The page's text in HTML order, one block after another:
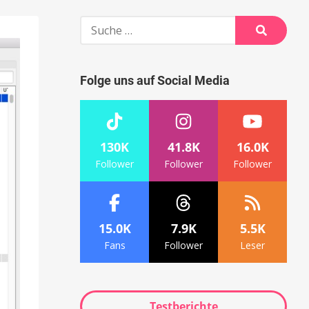
Suche
Suche
Folge uns auf Social Media
130K
Follower
41.8K
Follower
16.0K
Follower
15.0K
Fans
7.9K
Follower
5.5K
Leser